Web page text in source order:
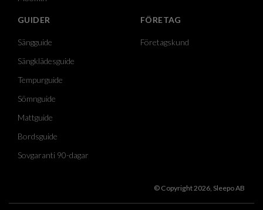
GUIDER
Sängguide
Sängklädesguide
Tempurguide
Sömnguide
Mattguide
Bordsguide
Sovgaranti 90-dagar
FÖRETAG
Företagskund
© Copyright 2026, Sleepo AB